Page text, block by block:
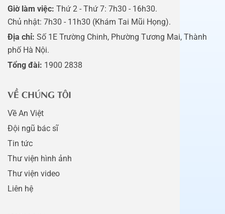
Giờ làm việc: Thứ 2 - Thứ 7: 7h30 - 16h30.
Chủ nhật: 7h30 - 11h30 (Khám Tai Mũi Họng).
Địa chỉ: Số 1E Trường Chinh, Phường Tương Mai, Thành
phố Hà Nội.
Tổng đài: 1900 2838
VỀ CHÚNG TÔI
Về An Việt
Đội ngũ bác sĩ
Tin tức
Thư viện hình ảnh
Thư viện video
Liên hệ